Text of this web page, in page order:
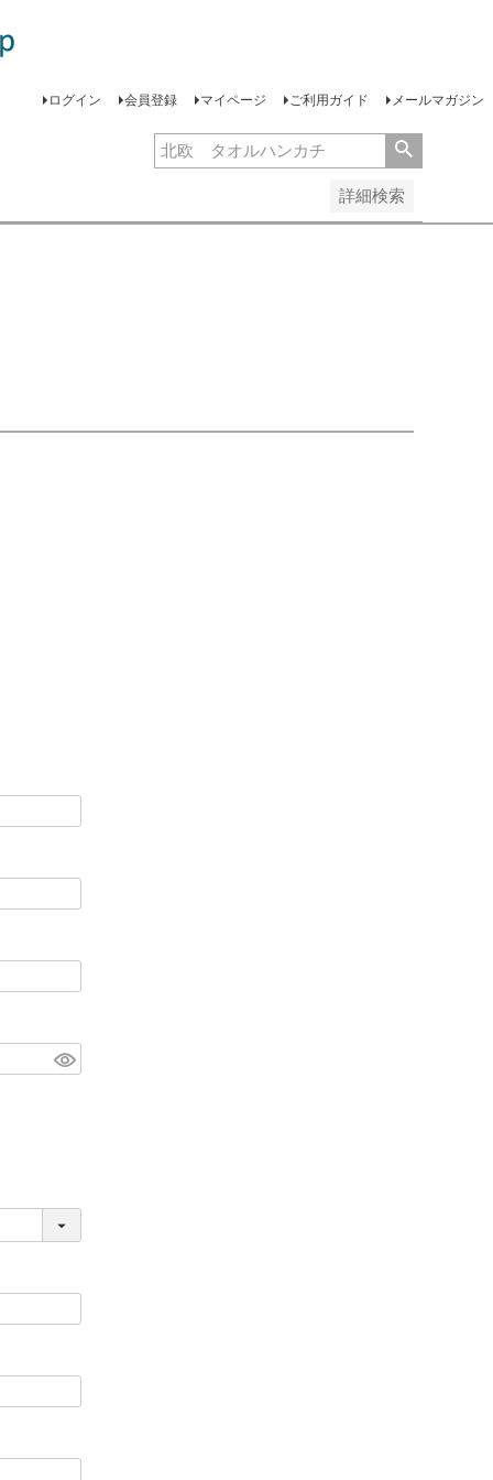
ログイン 会員登録 マイページ ご利用ガイド メールマガジン
詳細検索
順